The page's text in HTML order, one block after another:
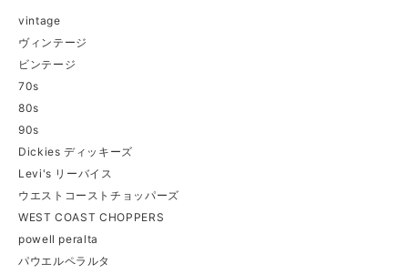
vintage
ヴィンテージ
ビンテージ
70s
80s
90s
Dickies ディッキーズ
Levi's リーバイス
ウエストコーストチョッパーズ
WEST COAST CHOPPERS
powell peralta
パウエルペラルタ